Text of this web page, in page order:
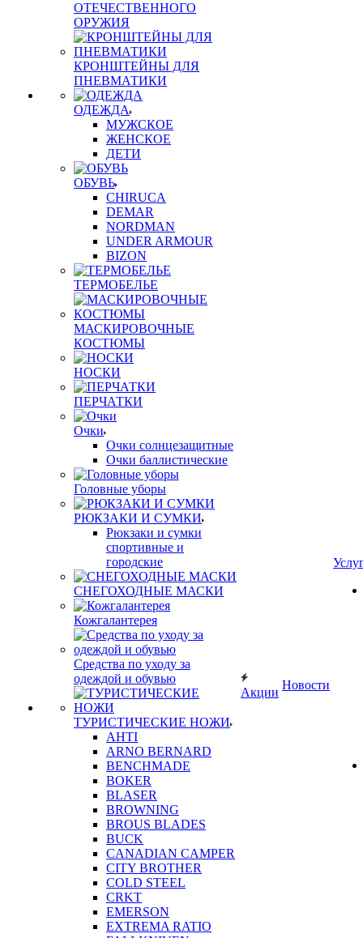
ОТЕЧЕСТВЕННОГО
ОРУЖИЯ
КРОНШТЕЙНЫ ДЛЯ
ПНЕВМАТИКИ
ОДЕЖДА
МУЖСКОЕ
ЖЕНСКОЕ
ДЕТИ
ОБУВЬ
CHIRUCA
DEMAR
NORDMAN
UNDER ARMOUR
BIZON
ТЕРМОБЕЛЬЕ
МАСКИРОВОЧНЫЕ
КОСТЮМЫ
НОСКИ
ПЕРЧАТКИ
Очки
Очки солнцезащитные
Очки баллистические
Головные уборы
РЮКЗАКИ И СУМКИ
Рюкзаки и сумки
спортивные и
городские
СНЕГОХОДНЫЕ МАСКИ
Кожгалантерея
Средства по уходу за
одеждой и обувью
ТУРИСТИЧЕСКИЕ НОЖИ
AHTI
ARNO BERNARD
BENCHMADE
BOKER
BLASER
BROWNING
BROUS BLADES
BUCK
CANADIAN CAMPER
CITY BROTHER
COLD STEEL
CRKT
EMERSON
EXTREMA RATIO
Акции
Новости